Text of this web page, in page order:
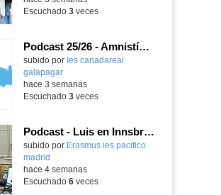
Escuchado 3veces
Podcast 25/26 - Amnistía Internacional
subido por Ies canadareal
galapagar-
hace 3 semanas
Escuchado 3veces
Podcast - Luis en Innsbruck
subido por Erasmus ies pacifico
madrid
hace 4 semanas
Escuchado 6veces